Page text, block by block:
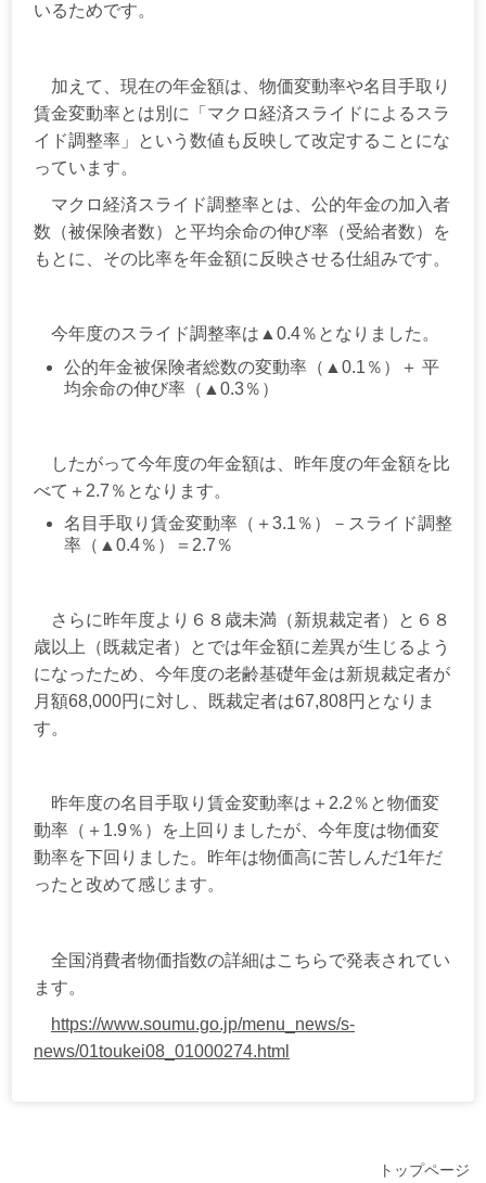
いるためです。
加えて、現在の年金額は、物価変動率や名目手取り
賃金変動率とは別に「マクロ経済スライドによるスラ
イド調整率」という数値も反映して改定することにな
っています。
マクロ経済スライド調整率とは、公的年金の加入者
数（被保険者数）と平均余命の伸び率（受給者数）を
もとに、その比率を年金額に反映させる仕組みです。
今年度のスライド調整率は▲ 0.4％となりました。
公的年金被保険者総数の変動率（ ▲0.1 ％）＋ 平
均余命の伸び率（ ▲0.3％）
したがって今年度の年金額は、昨年度の年金額を比
べて＋ 2.7 ％となります。
名目手取り賃金変動率（＋3.1 ％）－スライド調整
率（▲ 0.4％）＝2.7％
さらに昨年度より６８歳未満（新規裁定者）と６８
歳以上（既裁定者）とでは年金額に差異が生じるよう
になったため、今年度の老齢基礎年金は新規裁定者が
月額68,000円に対し、既裁定者は67,808円となりま
す。
昨年度の名目手取り賃金変動率は＋ 2.2 ％と物価変
動率（＋ 1.9 ％）を上回りましたが、今年度は物価変
動率を下回りました。昨年は物価高に苦しんだ1年だ
ったと改めて感じます。
全国消費者物価指数の詳細はこちらで発表されてい
ます。
https://www.soumu.go.jp/menu_news/s-
news/01toukei08_01000274.html
トップページ